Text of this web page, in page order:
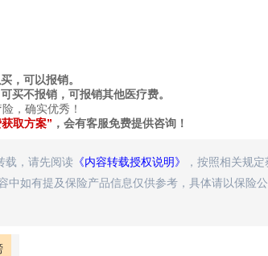
，可以报销。
买不报销，可报销其他医疗费。
，确实优秀！
取方案” ，会有客服免费提供咨询！
载，请先阅读《内容转载授权说明》
，按照相关规定
中如有提及保险产品信息仅供参考，具体请以保险